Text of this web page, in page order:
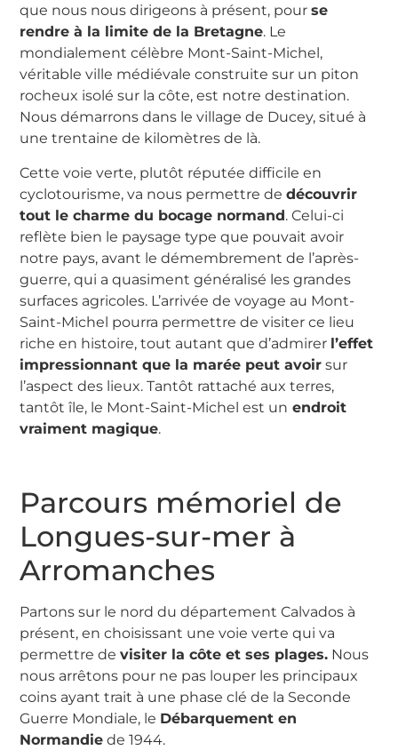
que nous nous dirigeons à présent, pourse
rendre à la limite de la Bretagne. Le
mondialement célèbre Mont-Saint-Michel,
véritable ville médiévale construite sur un piton
rocheux isolé sur la côte, est notre destination.
Nous démarrons dans le village de Ducey, situé à
une trentaine de kilomètres de là.
Cette voie verte, plutôt réputée difficile en
cyclotourisme, va nous permettre dedécouvrir
tout le charme du bocage normand. Celui-ci
reflète bien le paysage type que pouvait avoir
notre pays, avant le démembrement de l’après-
guerre, qui a quasiment généralisé les grandes
surfaces agricoles. L’arrivée de voyage au Mont-
Saint-Michel pourra permettre de visiter ce lieu
riche en histoire, tout autant que d’admirer l’effet
impressionnant que la marée peut avoir sur
l’aspect des lieux. Tantôt rattaché aux terres,
tantôt île, le Mont-Saint-Michel est un endroit
vraiment magique.
Parcours mémoriel de
Longues-sur-mer à
Arromanches
Partons sur le nord du département Calvados à
présent, en choisissant une voie verte qui va
permettre devisiter la côte et ses plages. Nous
nous arrêtons pour ne pas louper les principaux
coins ayant trait à une phase clé de la Seconde
Guerre Mondiale, le Débarquement en
Normandie de 1944.